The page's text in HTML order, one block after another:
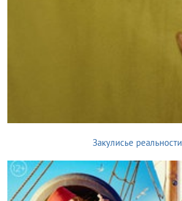
Закулисье реальности